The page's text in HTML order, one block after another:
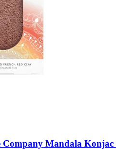
Company Mandala Konjac